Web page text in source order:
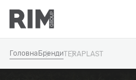
Головна БрендиTERAPLAST